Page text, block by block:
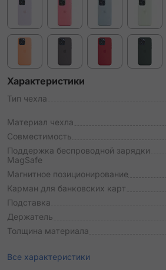
Характеристики
Тип чехла
Материал чехла
Совместимость
Поддержка беспроводной зарядки
MagSafe
Магнитное позиционирование
Карман для банковских карт
Подставка
Держатель
Толщина материала
Все характеристики